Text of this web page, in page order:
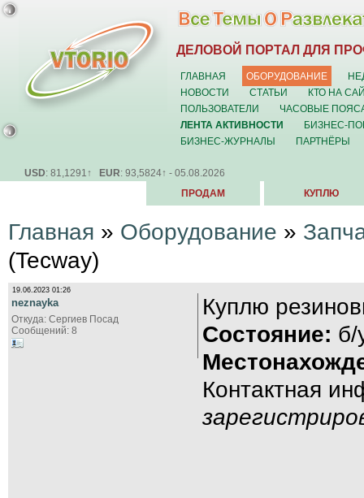
ДЕЛОВОЙ ПОРТАЛ ДЛЯ
ГЛАВНАЯ ОБОРУДОВАНИЕ
НОВОСТИ
СТАТЬИ
КТО НА
ПОЛЬЗОВАТЕЛИ
ЧАСОВЫЕ
ЛЕНТА АКТИВНОСТИ
БИЗНЕС-
БИЗНЕС-ЖУРНАЛЫ
ПАРТНЁРЫ
USD: 81,1291↑ EUR: 93,5824↑ - 05.08.2026
ПРОДАМ КУПЛЮ
Главная » Оборудование »
(Tecway)
19.06.2023 01:26
neznayka
Откуда: Сергиев Посад
Сообщений: 8
Куплю
Состояние: б/
Контактная